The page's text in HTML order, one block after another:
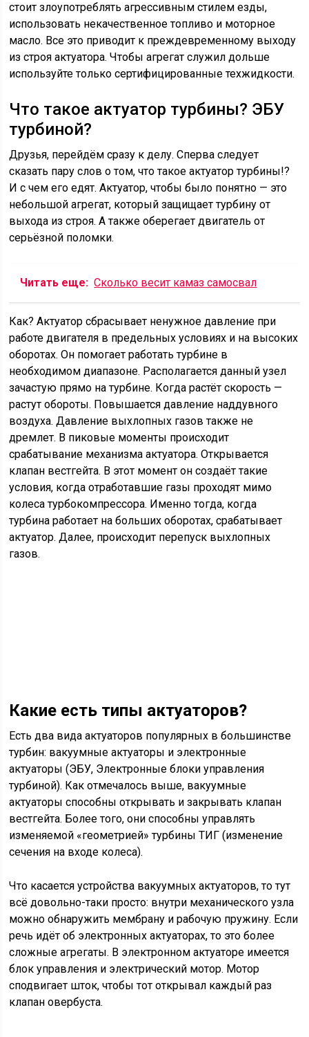
стоит злоупотреблять агрессивным стилем езды,
использовать некачественное топливо и моторное
масло. Все это приводит к преждевременному выходу
из строя актуатора. Чтобы агрегат служил дольше
используйте только сертифицированные техжидкости.
Что такое актуатор турбины? ЭБУ
турбиной?
Друзья, перейдём сразу к делу. Сперва следует
сказать пару слов о том, что такое актуатор турбины!?
И с чем его едят. Актуатор, чтобы было понятно — это
небольшой агрегат, который защищает турбину от
выхода из строя. А также оберегает двигатель от
серьёзной поломки.
Читать еще: Сколько весит камаз самосвал
Как? Актуатор сбрасывает ненужное давление при
работе двигателя в предельных условиях и на высоких
оборотах. Он помогает работать турбине в
необходимом диапазоне. Располагается данный узел
зачастую прямо на турбине. Когда растёт скорость —
растут обороты. Повышается давление наддувного
воздуха. Давление выхлопных газов также не
дремлет. В пиковые моменты происходит
срабатывание механизма актуатора. Открывается
клапан вестгейта. В этот момент он создаёт такие
условия, когда отработавшие газы проходят мимо
колеса турбокомпрессора. Именно тогда, когда
турбина работает на больших оборотах, срабатывает
актуатор. Далее, происходит перепуск выхлопных
газов.
Какие есть типы актуаторов?
Есть два вида актуаторов популярных в большинстве
турбин: вакуумные актуаторы и электронные
актуаторы (ЭБУ, Электронные блоки управления
турбиной). Как отмечалось выше, вакуумные
актуаторы способны открывать и закрывать клапан
вестгейта. Более того, они способны управлять
изменяемой «геометрией» турбины ТИГ (изменение
сечения на входе колеса).
Что касается устройства вакуумных актуаторов, то тут
всё довольно-таки просто: внутри механического узла
можно обнаружить мембрану и рабочую пружину. Если
речь идёт об электронных актуаторах, то это более
сложные агрегаты. В электронном актуаторе имеется
блок управления и электрический мотор. Мотор
сподвигает шток, чтобы тот открывал каждый раз
клапан овербуста.